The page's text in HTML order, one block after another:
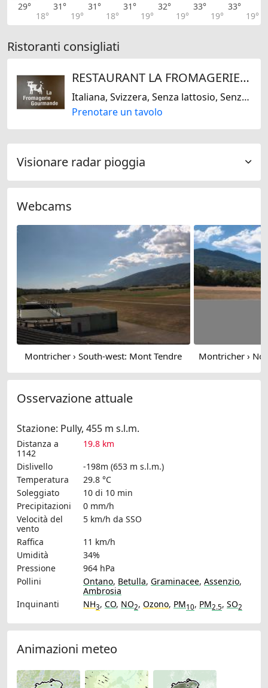
29°
18°
31°
19°
31°
18°
31°
19°
32°
19°
33°
19°
33°
19°
Ristoranti consigliati
RESTAURANT LA FROMAGERIE GOURMANDE
Italiana, Svizzera, Senza lattosio, Senza glutine
Prenotare un tavolo
Visionare radar pioggia
Webcams
Montricher › South-west: Mont Tendre
Osservazione attuale
Stazione: Pully, 455 m s.l.m.
Distanza a
1142
19.8 km
Dislivello
-198m (653 m s.l.m.)
Temperatura
29.8 °C
Soleggiato
10 di 10 min
Precipitazioni
0 mm/h
Velocità del
vento
5 km/h da SSO
Raffica
11 km/h
Umidità
34%
Pressione
964 hPa
Pollini
Ontano, Betulla, Graminacee, Assenzio,
Ambrosia
Inquinanti
NH3, CO, NO2, Ozono, PM10, PM2.5, SO2
Animazioni meteo